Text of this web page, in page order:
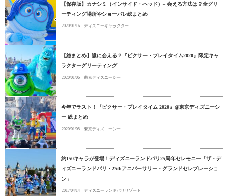
【保存版】カナシミ（インサイド・ヘッド）– 会える方法は？全グリ
ーティング場所やショーパレ総まとめ
2020/01/16 ディズニーキャラクター
【総まとめ】誰に会える？『ピクサー・プレイタイム2020』限定キャ
ラクターグリーティング
2020/01/06 東京ディズニーシー
今年でラスト！『ピクサー・プレイタイム 2020』@東京ディズニーシ
ー 総まとめ
2020/01/05 東京ディズニーシー
約150キャラが登場！ディズニーランドパリ25周年セレモニー「ザ・デ
ィズニーランドパリ・25thアニバーサリー・グランドセレブレーショ
ン」
2017/04/14 ディズニーランドパリリゾート